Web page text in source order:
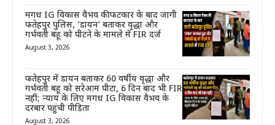
मगध IG विकास वैभव की फटकार के बाद जागी
फतेहपुर पुलिस, ‘डायन’ बताकर वृद्धा और
गर्भवती बहू को पीटने के मामले में FIR दर्ज
August 3, 2026
फतेहपुर में डायन बताकर 60 वर्षीय वृद्धा और
गर्भवती बहू को सरेआम पीटा, 6 दिन बाद भी FIR
नहीं; न्याय के लिए मगध IG विकास वैभव के
दरबार पहुंची पीड़िता
August 3, 2026